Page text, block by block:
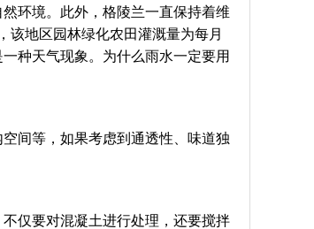
环境。此外，格陵兰一直保持着维
该地区园林绿化农田灌溉量为每月
种天气现象。为什么雨水一定要用
间等，如果考虑到通透性、味道独
仅要对混凝土进行处理，还要搅拌